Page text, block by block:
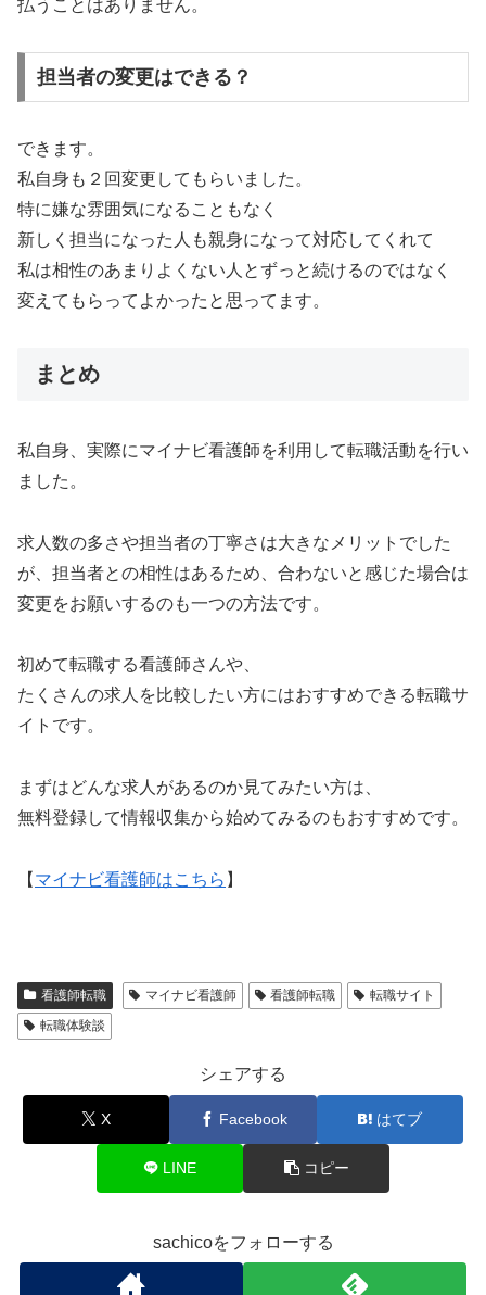
払うことはありません。
担当者の変更はできる？
できます。
私自身も２回変更してもらいました。
特に嫌な雰囲気になることもなく
新しく担当になった人も親身になって対応してくれて
私は相性のあまりよくない人とずっと続けるのではなく
変えてもらってよかったと思ってます。
まとめ
私自身、実際にマイナビ看護師を利用して転職活動を行い
ました。
求人数の多さや担当者の丁寧さは大きなメリットでした
が、担当者との相性はあるため、合わないと感じた場合は
変更をお願いするのも一つの方法です。
初めて転職する看護師さんや、
たくさんの求人を比較したい方にはおすすめできる転職サ
イトです。
まずはどんな求人があるのか見てみたい方は、
無料登録して情報収集から始めてみるのもおすすめです。
【 マイナビ看護師はこちら 】
看護師転職 マイナビ看護師 看護師転職
転職サイト
転職体験談
シェアする
X Facebook はてブ
LINE コピー
sachicoをフォローする